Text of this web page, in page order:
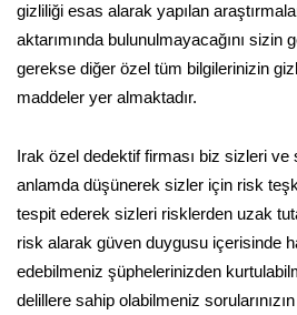
gizliliği esas alarak yapılan
aktarımında bulunulmayacağını sizin
gerekse diğer özel tüm bilgilerinizin
maddeler yer almaktadır.
Irak özel dedektif firması biz sizleri ve
anlamda düşünerek sizler için risk
tespit ederek sizleri risklerden uzak
risk alarak güven duygusu içerisinde
edebilmeniz şüphelerinizden
delillere sahip olabilmeniz sorularınızın